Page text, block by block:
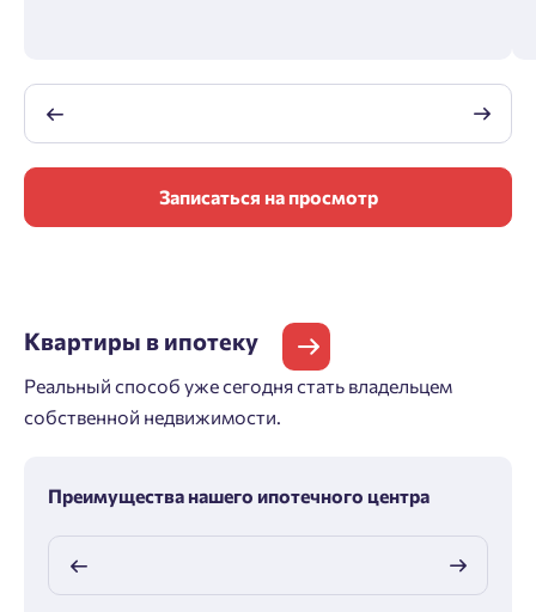
Записаться на просмотр
Квартиры в ипотеку
Реальный способ уже сегодня стать владельцем
собственной недвижимости.
Преимущества нашего ипотечного центра